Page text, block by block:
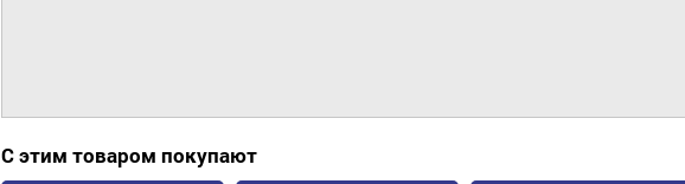
С этим товаром покупают